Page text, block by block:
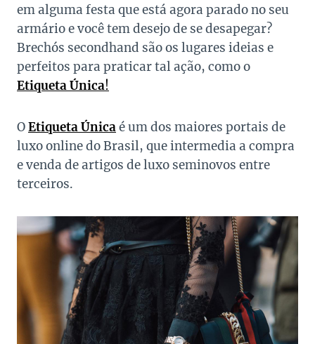
em alguma festa que está agora parado no seu
armário e você tem desejo de se desapegar?
Brechós secondhand são os lugares ideias e
perfeitos para praticar tal ação, como o
Etiqueta Única!
OEtiqueta Únicaé um dos maiores portais de
luxo online do Brasil, que intermedia a compra
e venda de artigos de luxo seminovos entre
terceiros.